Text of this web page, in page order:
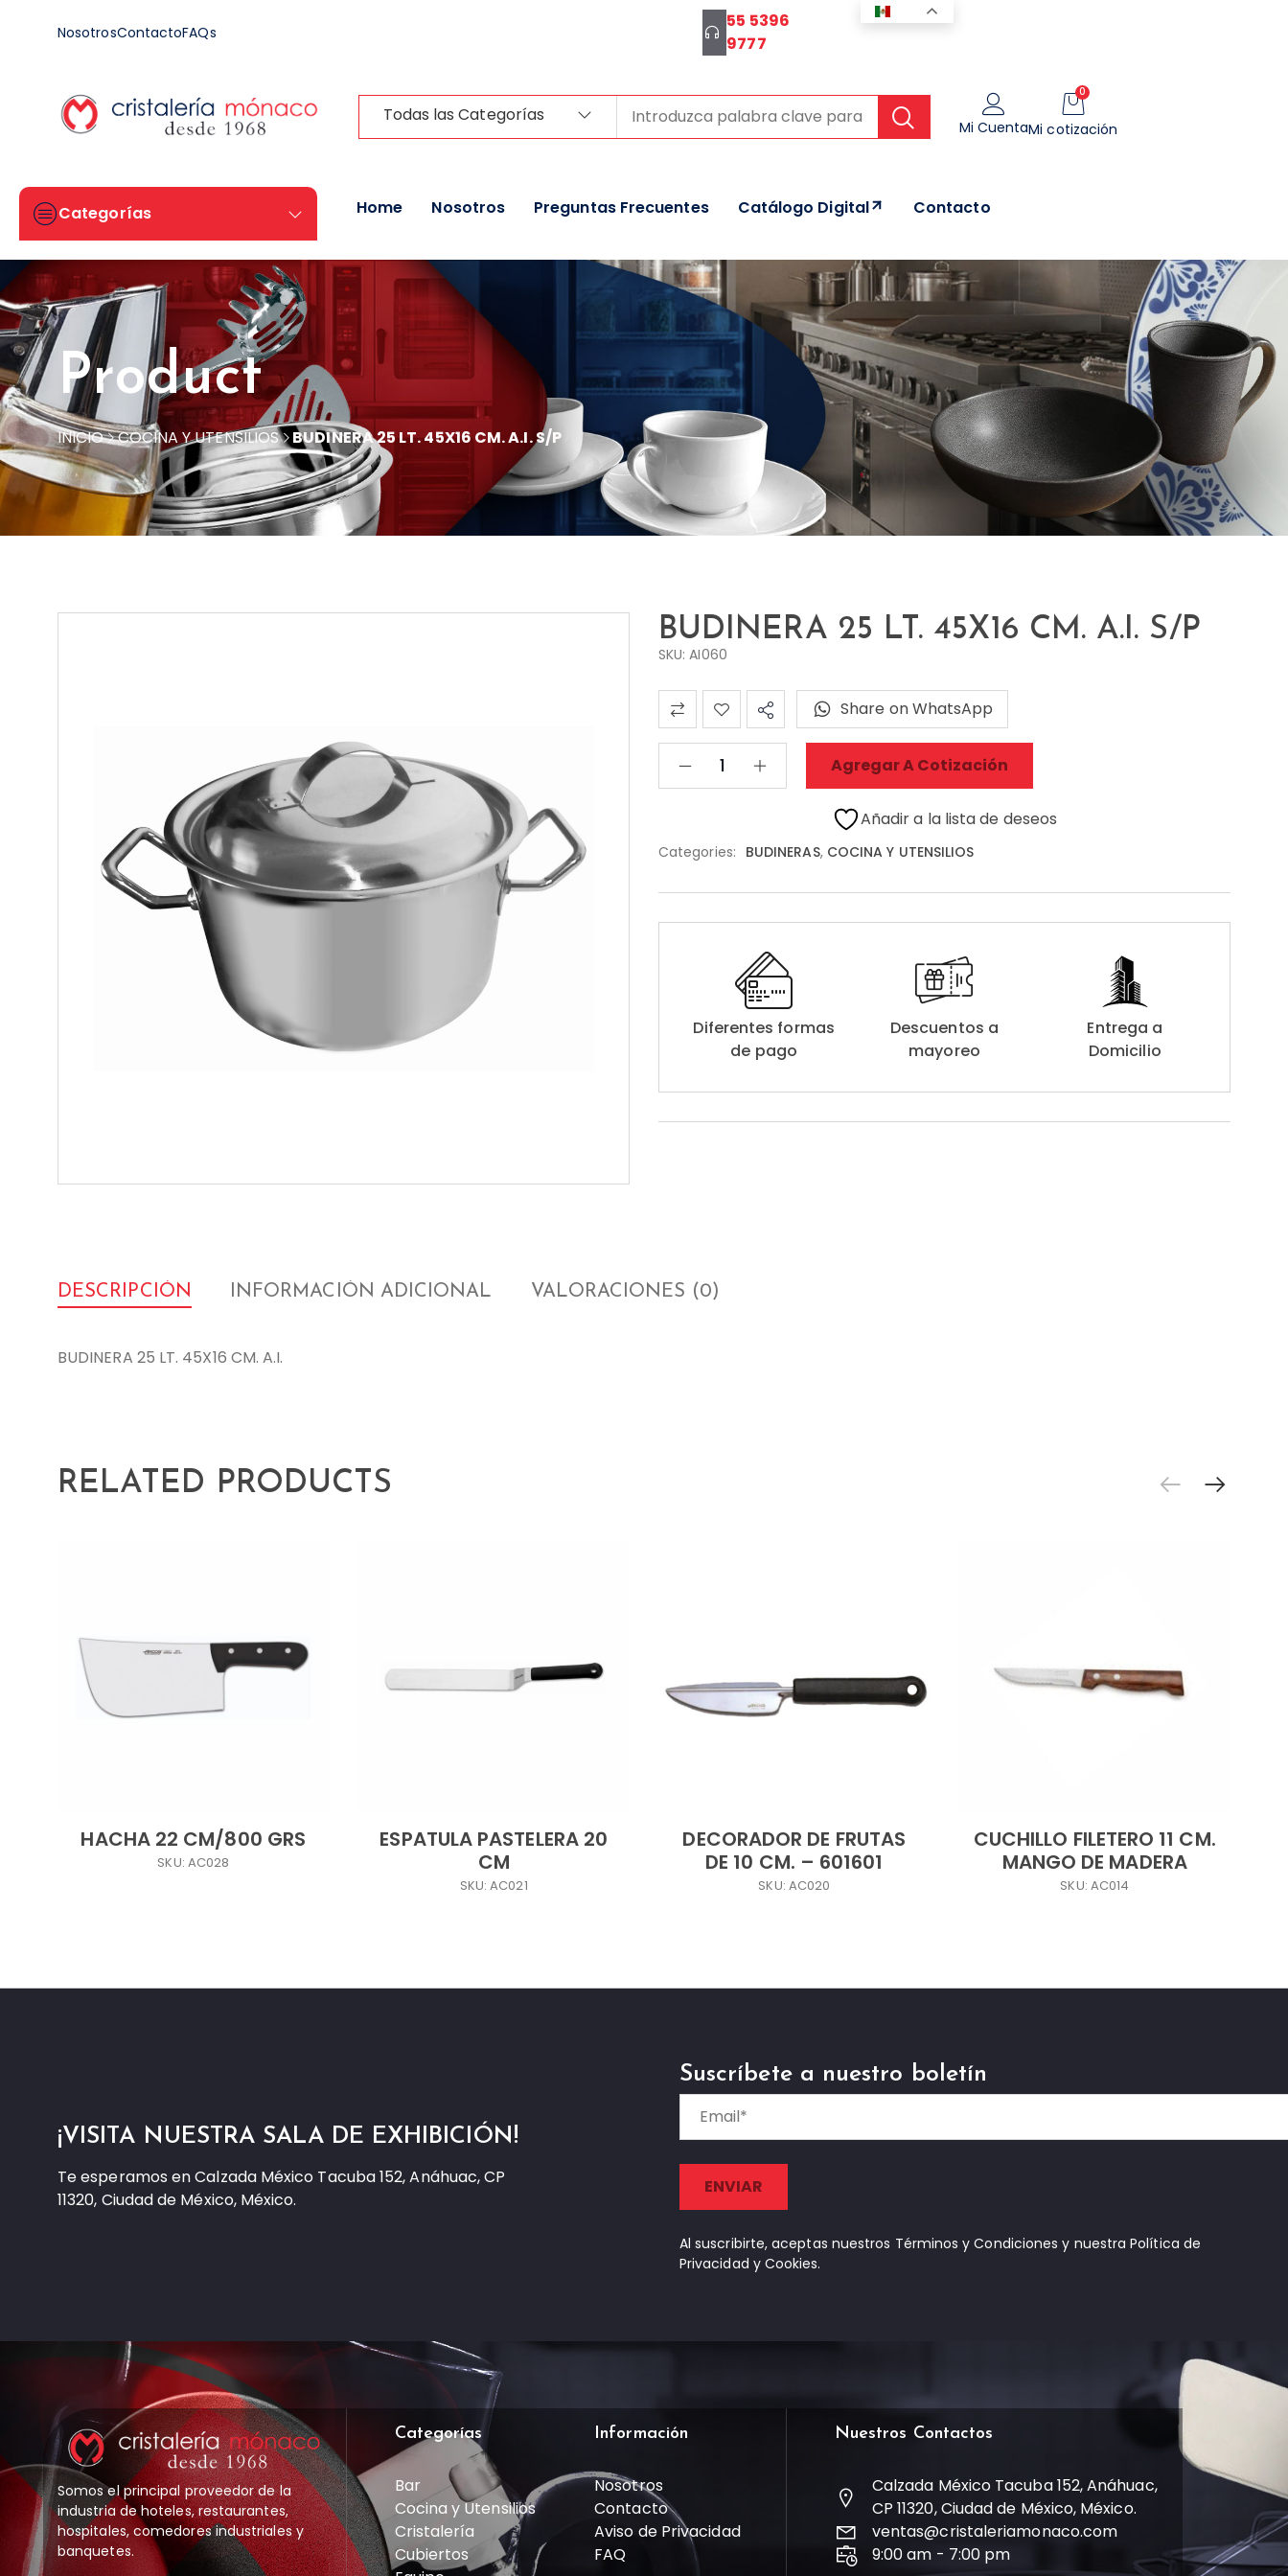
NosotrosContactoFAQs
55 5396
9777
Todas las Categorías
Mi Cuenta
0
Mi cotización
Categorías Home Nosotros Preguntas Frecuentes Catálogo Digital Contacto
Product
INICIO COCINA Y UTENSILIOS BUDINERA 25 LT. 45X16 CM. A.I. S/P
BUDINERA 25 LT. 45X16 CM. A.I. S/P
SKU: AI060
Agregar A Cotización
Share on WhatsApp
Añadir a la lista de deseos
Categories: BUDINERAS, COCINA Y UTENSILIOS
Diferentes formas
de pago
Descuentos a
mayoreo
Entrega a
Domicilio
DESCRIPCIÓN INFORMACIÓN ADICIONAL VALORACIONES (0)
BUDINERA 25 LT. 45X16 CM. A.I.
RELATED PRODUCTS
HACHA 22 CM/800 GRS
SKU: AC028
ESPATULA PASTELERA 20
CM
SKU: AC021
DECORADOR DE FRUTAS
DE 10 CM. – 601601
SKU: AC020
CUCHILLO FILETERO 11 CM.
MANGO DE MADERA
SKU: AC014
¡VISITA NUESTRA SALA DE EXHIBICIÓN!
Te esperamos en Calzada México Tacuba 152, Anáhuac, CP
11320, Ciudad de México, México.
Suscríbete a nuestro boletín
Al suscribirte, aceptas nuestros Términos y Condiciones y nuestra Política de
Privacidad y Cookies.
Somos el principal proveedor de la
industria de hoteles, restaurantes,
hospitales, comedores industriales y
banquetes.
Categorías
Bar
Cocina y Utensilios
Cristalería
Cubiertos
Información
Nosotros
Contacto
Aviso de Privacidad
FAQ
Nuestros Contactos
Calzada México Tacuba 152, Anáhuac,
CP 11320, Ciudad de México, México.
ventas@cristaleriamonaco.com
9:00 am - 7:00 pm